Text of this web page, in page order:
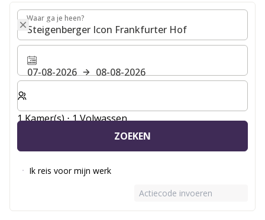
Waar ga je heen?
Waar ga je heen?
07-08-2026
08-08-2026
Selecteer het aantal kamers en gasten voor je verblijf
1 Kamer(s) ⋅ 1 Volwassen
ZOEKEN
Ik reis voor mijn werk
Actiecode invoeren